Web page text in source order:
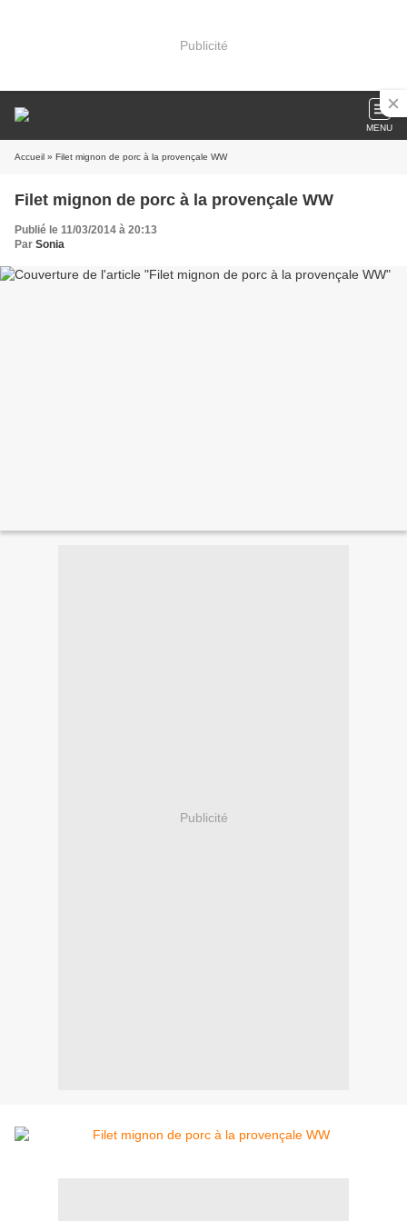
Publicité
MENU
Accueil » Filet mignon de porc à la provençale WW
Filet mignon de porc à la provençale WW
Publié le 11/03/2014 à 20:13
Par Sonia
Publicité